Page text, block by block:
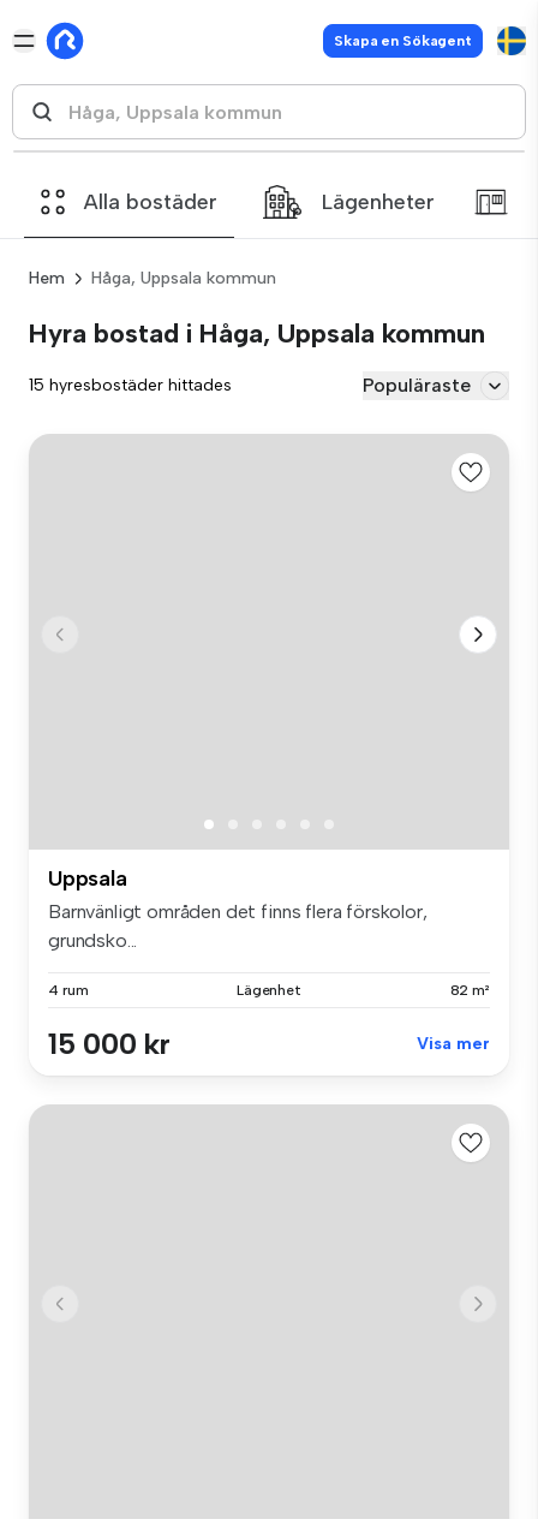
Skapa en Sökagent
Alla bostäder Lägenheter
Hem Håga, Uppsala kommun
Hyra bostad i Håga, Uppsala kommun
15 hyresbostäder hittades Populäraste
Uppsala
Barnvänligt områden det finns flera förskolor,
grundsko...
4 rum Lägenhet 82 m²
15 000 kr Visa mer